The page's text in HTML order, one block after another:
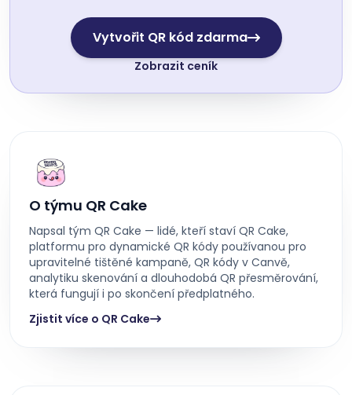
Vytvořit QR kód zdarma
Zobrazit ceník
O týmu QR Cake
Napsal tým QR Cake — lidé, kteří staví QR Cake,
platformu pro dynamické QR kódy používanou pro
upravitelné tištěné kampaně, QR kódy v Canvě,
analytiku skenování a dlouhodobá QR přesměrování,
která fungují i po skončení předplatného.
Zjistit více o QR Cake